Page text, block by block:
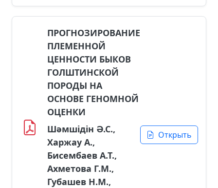
ПРОГНОЗИРОВАНИЕ
ПЛЕМЕННОЙ
ЦЕННОСТИ БЫКОВ
ГОЛШТИНСКОЙ
ПОРОДЫ НА
ОСНОВЕ ГЕНОМНОЙ
ОЦЕНКИ
Шәмшідін Ә.С.,
Харжау А.,
Бисембаев А.Т.,
Ахметова Г.М.,
Губашев Н.М.,
Открыть